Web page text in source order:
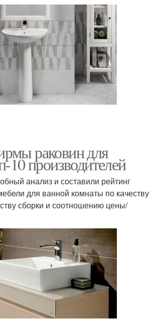
раковин для
10 производителей
анализ и составили рейтинг
для ванной комнаты по качеству
сборки и соотношению цены/